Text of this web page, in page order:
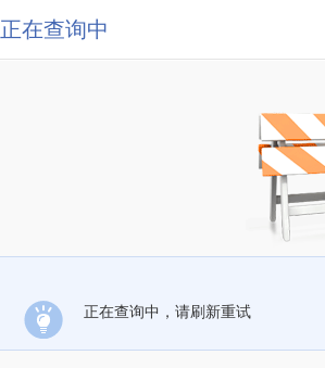
正在查询中
正在查询中，请刷新重试